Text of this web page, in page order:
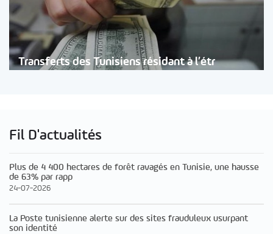
Transferts des Tunisiens résidant à l’étr
Fil D'actualités
Plus de 4 400 hectares de forêt ravagés en Tunisie, une hausse
de 63% par rapp
24-07-2026
La Poste tunisienne alerte sur des sites frauduleux usurpant
son identité